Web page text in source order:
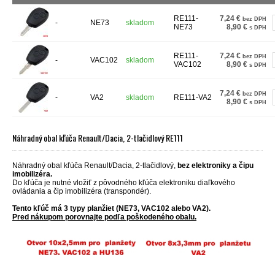
- NE73 skladom
RE111-
NE73
7,24 € bez DPH
8,90 € s DPH
- VAC102 skladom
RE111-
VAC102
7,24 € bez DPH
8,90 € s DPH
- VA2 skladom RE111-VA2 7,24 € bez DPH
8,90 € s DPH
Náhradný obal kľúča Renault/Dacia, 2-tlačidlový RE111
Náhradný obal kľúča Renault/Dacia, 2-tlačidlový, bez elektroniky a čipu
imobilizéra.
Do kľúča je nutné vložiť z pôvodného kľúča elektroniku diaľkového
ovládania a čip imobilizéra (transpondér).
Tento kľúč má 3 typy planžiet (NE73, VAC102 alebo VA2).
Pred nákupom porovnajte podľa poškodeného obalu.